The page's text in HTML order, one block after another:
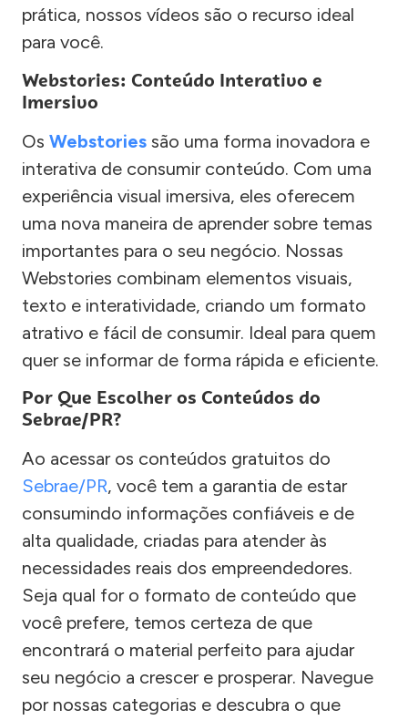
prática, nossos vídeos são o recurso ideal
para você.
Webstories: Conteúdo Interativo e
Imersivo
Os Webstories são uma forma inovadora e
interativa de consumir conteúdo. Com uma
experiência visual imersiva, eles oferecem
uma nova maneira de aprender sobre temas
importantes para o seu negócio. Nossas
Webstories combinam elementos visuais,
texto e interatividade, criando um formato
atrativo e fácil de consumir. Ideal para quem
quer se informar de forma rápida e eficiente.
Por Que Escolher os Conteúdos do
Sebrae/PR?
Ao acessar os conteúdos gratuitos do
Sebrae/PR, você tem a garantia de estar
consumindo informações confiáveis e de
alta qualidade, criadas para atender às
necessidades reais dos empreendedores.
Seja qual for o formato de conteúdo que
você prefere, temos certeza de que
encontrará o material perfeito para ajudar
seu negócio a crescer e prosperar. Navegue
por nossas categorias e descubra o que